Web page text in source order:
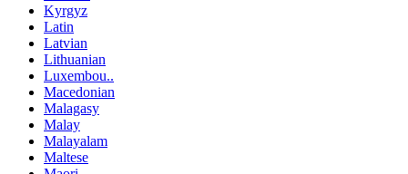
Kyrgyz
Latin
Latvian
Lithuanian
Luxembou..
Macedonian
Malagasy
Malay
Malayalam
Maltese